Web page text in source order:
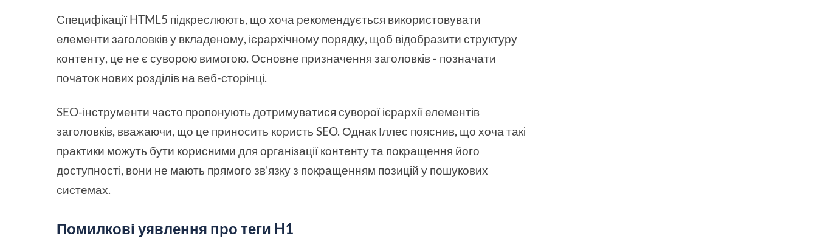
Специфікації HTML5 підкреслюють, що хоча рекомендується використовувати
елементи заголовків у вкладеному, ієрархічному порядку, щоб відобразити структуру
контенту, це не є суворою вимогою. Основне призначення заголовків - позначати
початок нових розділів на веб-сторінці.
SEO-інструменти часто пропонують дотримуватися суворої ієрархії елементів
заголовків, вважаючи, що це приносить користь SEO. Однак Іллес пояснив, що хоча такі
практики можуть бути корисними для організації контенту та покращення його
доступності, вони не мають прямого зв'язку з покращенням позицій у пошукових
системах.
Помилкові уявлення про теги H1